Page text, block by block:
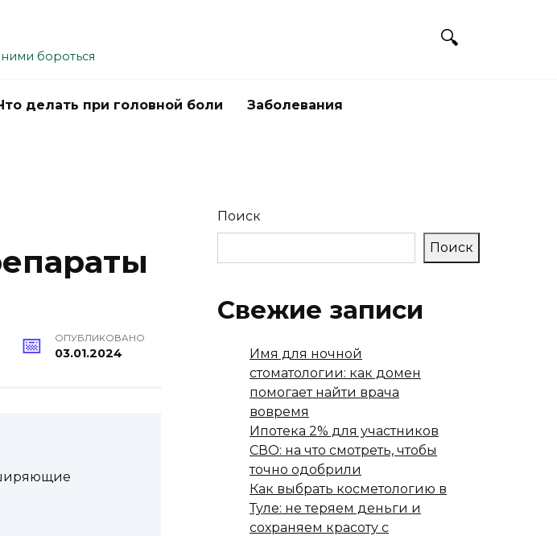
бороться
делать при головной боли Заболевания
ОПУБЛИКОВАНО
03.01.2024
Поиск
Поиск
Свежие записи
Имя для ночной
стоматологии: как домен
помогает найти врача
вовремя
Ипотека 2% для участников
СВО: на что смотреть, чтобы
точно одобрили
Как выбрать косметологию в
Туле: не теряем деньги и
сохраняем красоту с